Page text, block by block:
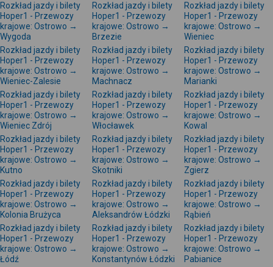
Rozkład jazdy i bilety
Hoper1 - Przewozy
krajowe: Ostrowo →
Wygoda
Rozkład jazdy i bilety
Hoper1 - Przewozy
krajowe: Ostrowo →
Brzezie
Rozkład jazdy i bilety
Hoper1 - Przewozy
krajowe: Ostrowo →
Wieniec
Rozkład jazdy i bilety
Hoper1 - Przewozy
krajowe: Ostrowo →
Wieniec-Zalesie
Rozkład jazdy i bilety
Hoper1 - Przewozy
krajowe: Ostrowo →
Machnacz
Rozkład jazdy i bilety
Hoper1 - Przewozy
krajowe: Ostrowo →
Marianki
Rozkład jazdy i bilety
Hoper1 - Przewozy
krajowe: Ostrowo →
Wieniec Zdrój
Rozkład jazdy i bilety
Hoper1 - Przewozy
krajowe: Ostrowo →
Włocławek
Rozkład jazdy i bilety
Hoper1 - Przewozy
krajowe: Ostrowo →
Kowal
Rozkład jazdy i bilety
Hoper1 - Przewozy
krajowe: Ostrowo →
Kutno
Rozkład jazdy i bilety
Hoper1 - Przewozy
krajowe: Ostrowo →
Skotniki
Rozkład jazdy i bilety
Hoper1 - Przewozy
krajowe: Ostrowo →
Zgierz
Rozkład jazdy i bilety
Hoper1 - Przewozy
krajowe: Ostrowo →
Kolonia Brużyca
Rozkład jazdy i bilety
Hoper1 - Przewozy
krajowe: Ostrowo →
Aleksandrów Łódzki
Rozkład jazdy i bilety
Hoper1 - Przewozy
krajowe: Ostrowo →
Rąbień
Rozkład jazdy i bilety
Hoper1 - Przewozy
krajowe: Ostrowo →
Łódź
Rozkład jazdy i bilety
Hoper1 - Przewozy
krajowe: Ostrowo →
Konstantynów Łódzki
Rozkład jazdy i bilety
Hoper1 - Przewozy
krajowe: Ostrowo →
Pabianice